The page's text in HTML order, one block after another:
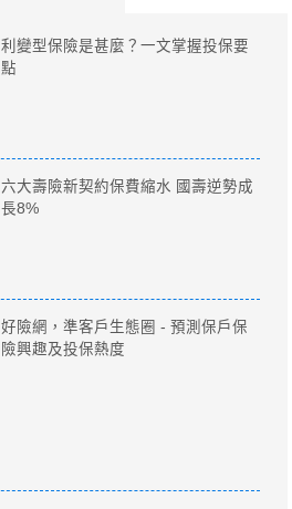
利變型保險是甚麼？一文掌握投保要
點
六大壽險新契約保費縮水 國壽逆勢成
長8%
好險網，準客戶生態圈 - 預測保戶保
險興趣及投保熱度